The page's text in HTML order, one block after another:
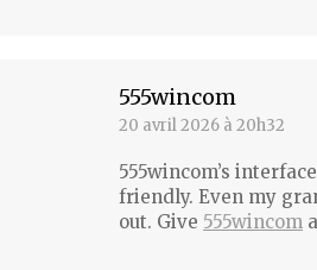
555wincom
dit
:
20 avril 2026 à 20h32
555wincom’s
friendly. Even my
out. Give 555wincom